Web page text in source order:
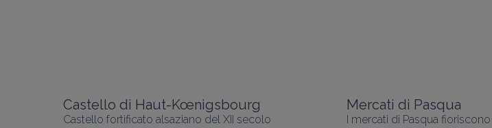
Castello di Haut-Kœnigsbourg
Castello fortificato alsaziano del XII secolo
Mercati di Pasqua
I mercati di Pasqua